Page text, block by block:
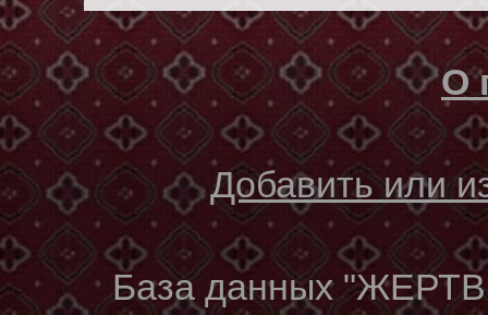
О
Добавить или
База данных